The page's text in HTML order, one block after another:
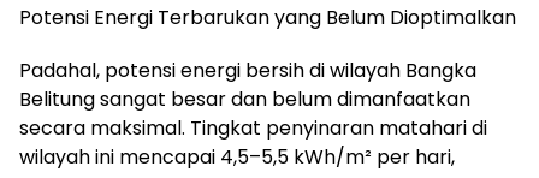
Potensi Energi Terbarukan yang Belum Dioptimalkan
Padahal, potensi energi bersih di wilayah Bangka
Belitung sangat besar dan belum dimanfaatkan
secara maksimal. Tingkat penyinaran matahari di
wilayah ini mencapai 4,5–5,5 kWh/m² per hari,